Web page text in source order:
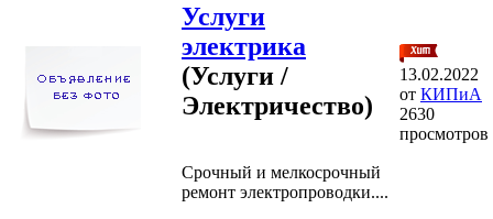
Услуги
электрика
(Услуги /
Электричество)
Срочный и мелкосрочный
ремонт электропроводки....
13.02.2022
от КИПиА
2630
просмотров